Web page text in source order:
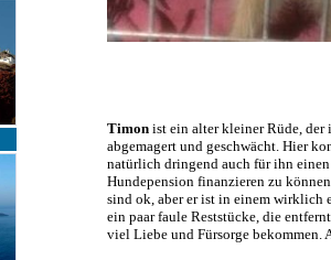
Timon ist ein alter kleiner Rüde,
abgemagert und geschwächt. Hier
natürlich dringend auch für ihn
Hundepension finanzieren zu
sind ok, aber er ist in einem wirklich
ein paar faule Reststücke, die
viel Liebe und Fürsorge bekommen.